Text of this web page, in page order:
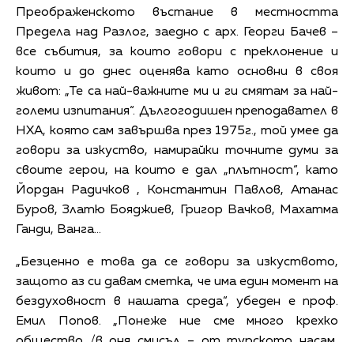
Преображенското въстание в местността
Предела над Разлог, заедно с арх. Георги Бачев –
все събития, за които говори с преклонение и
които и до днес оценява като основни в своя
живот: „Те са най-важните ми и ги смятам за най-
големи изпитания“. Дългогодишен преподавател в
НХА, която сам завършва през 1975г., той умее да
говори за изкуство, намирайки точните думи за
своите герои, на които е дал „плътност“, като
Йордан Радичков , Константин Павлов, Атанас
Буров, Златю Бояджиев, Григор Вачков, Махатма
Ганди, Ванга…
„Безценно е това да се говори за изкуството,
защото аз си давам сметка, че има един момент на
бездуховност в нашата среда“, убеден е проф.
Емил Попов. „Понеже ние сме много крехко